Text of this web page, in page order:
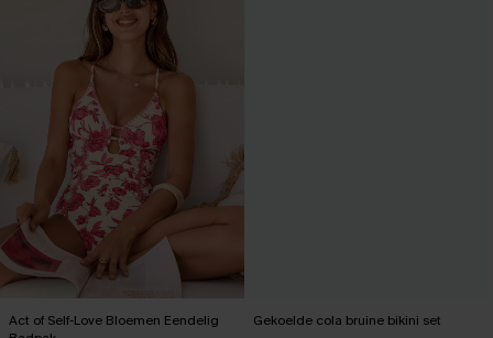
Act of Self-Love Bloemen Eendelig
Gekoelde cola bruine bikini set